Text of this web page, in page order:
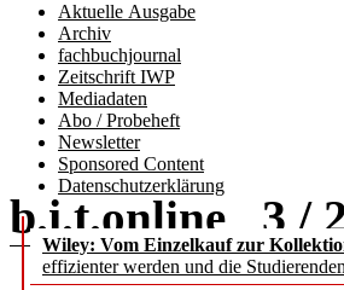
Aktuelle Ausgabe
Archiv
fachbuchjournal
Zeitschrift IWP
Mediadaten
Abo / Probeheft
Newsletter
Sponsored Content
Datenschutzerklärung
Wiley: Vom Einzelkauf zur
effizienter werden und die
b.i.t.online 3 /